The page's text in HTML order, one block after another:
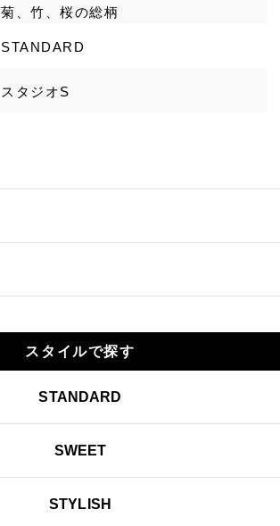
菊、竹、桜の総柄
STANDARD
スタジオS
スタイルで探す
STANDARD
SWEET
STYLISH